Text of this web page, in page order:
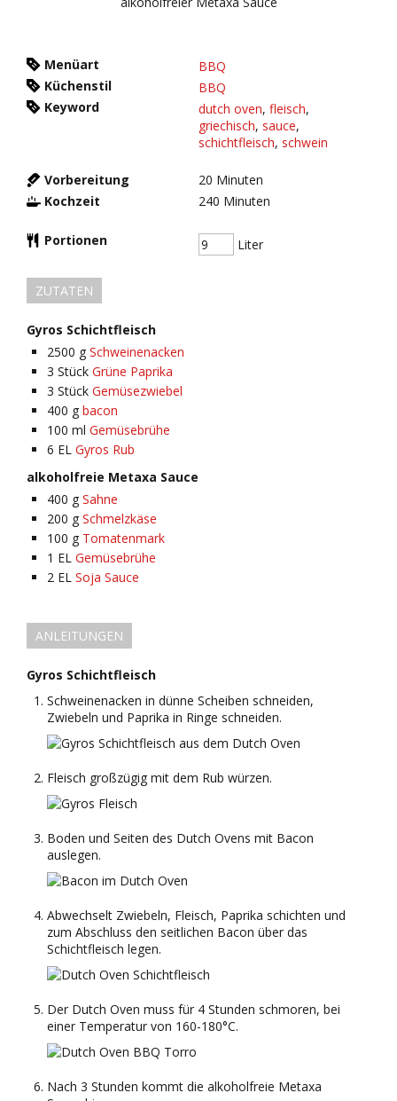
Menüart
BBQ
Küchenstil
BBQ
Keyword
dutch oven, fleisch,
griechisch, sauce,
schichtfleisch, schwein
Vorbereitung 20 Minuten
Kochzeit
240 Minuten
Portionen Liter
ZUTATEN
Gyros Schichtfleisch
2500 g Schweinenacken
3 Stück Grüne Paprika
3 Stück Gemüsezwiebel
400 g bacon
100 ml Gemüsebrühe
6 EL Gyros Rub
alkoholfreie Metaxa Sauce
400 g Sahne
200 g Schmelzkäse
100 g Tomatenmark
1 EL Gemüsebrühe
2 EL Soja Sauce
ANLEITUNGEN
Gyros Schichtfleisch
Schweinenacken in dünne Scheiben schneiden,
Zwiebeln und Paprika in Ringe schneiden.
Fleisch großzügig mit dem Rub würzen.
Boden und Seiten des Dutch Ovens mit Bacon
auslegen.
Abwechselt Zwiebeln, Fleisch, Paprika schichten und
zum Abschluss den seitlichen Bacon über das
Schichtfleisch legen.
Der Dutch Oven muss für 4 Stunden schmoren, bei
einer Temperatur von 160-180°C.
Nach 3 Stunden kommt die alkoholfreie Metaxa